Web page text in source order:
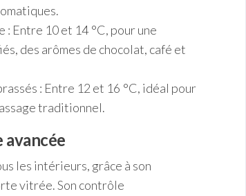
Entre 10 et 14 °C, pour une
des arômes de chocolat, café et
: Entre 12 et 16 °C, idéal pour
traditionnel.
les intérieurs, grâce à son
vitrée. Son contrôle